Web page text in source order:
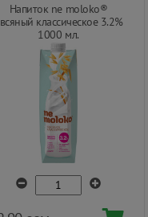
Напиток ne moloko®
классическое 3.2%
1000 мл.